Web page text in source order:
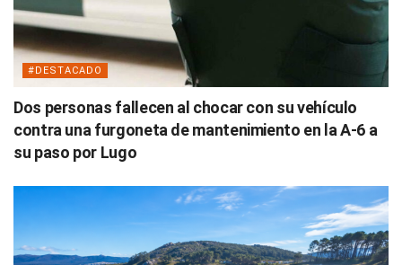
#DESTACADO
Dos personas fallecen al chocar con su vehículo
contra una furgoneta de mantenimiento en la A-6 a
su paso por Lugo